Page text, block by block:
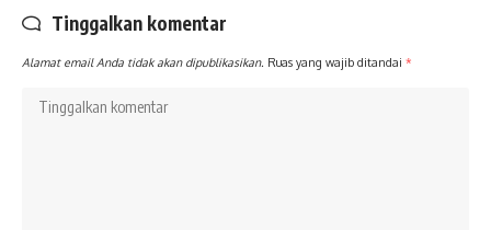
Tinggalkan komentar
Alamat email Anda tidak akan dipublikasikan. Ruas yang wajib ditandai *